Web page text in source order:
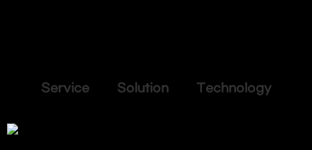
Service Solution Technology